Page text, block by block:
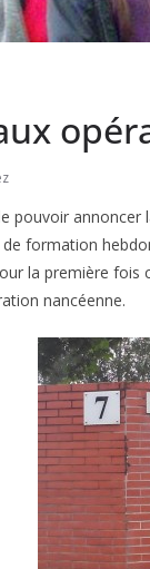
pouvoir annoncer
formation
la première fois
nancéenne.